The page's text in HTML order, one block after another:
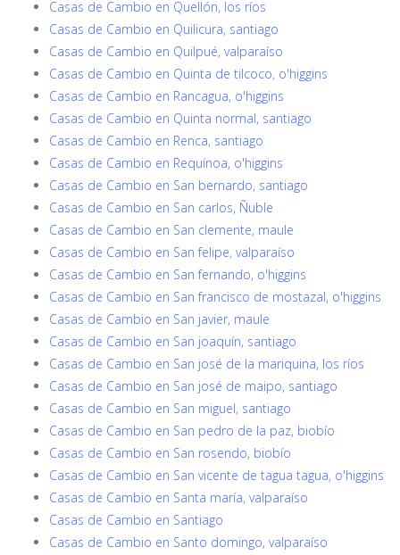
Casas de Cambio en Quellón, los ríos
Casas de Cambio en Quilicura, santiago
Casas de Cambio en Quilpué, valparaíso
Casas de Cambio en Quinta de tilcoco, o'higgins
Casas de Cambio en Rancagua, o'higgins
Casas de Cambio en Quinta normal, santiago
Casas de Cambio en Renca, santiago
Casas de Cambio en Requínoa, o'higgins
Casas de Cambio en San bernardo, santiago
Casas de Cambio en San carlos, Ñuble
Casas de Cambio en San clemente, maule
Casas de Cambio en San felipe, valparaíso
Casas de Cambio en San fernando, o'higgins
Casas de Cambio en San francisco de mostazal, o'higgins
Casas de Cambio en San javier, maule
Casas de Cambio en San joaquín, santiago
Casas de Cambio en San josé de la mariquina, los ríos
Casas de Cambio en San josé de maipo, santiago
Casas de Cambio en San miguel, santiago
Casas de Cambio en San pedro de la paz, biobío
Casas de Cambio en San rosendo, biobío
Casas de Cambio en San vicente de tagua tagua, o'higgins
Casas de Cambio en Santa maría, valparaíso
Casas de Cambio en Santiago
Casas de Cambio en Santo domingo, valparaíso